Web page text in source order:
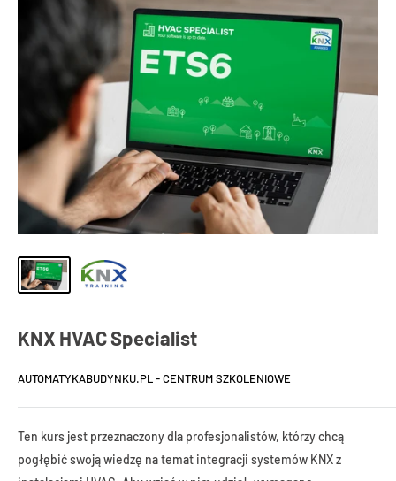
KNX HVAC Specialist
AUTOMATYKABUDYNKU.PL - CENTRUM SZKOLENIOWE
Ten kurs jest przeznaczony dla profesjonalistów, którzy chcą
pogłębić swoją wiedzę na temat integracji systemów KNX z